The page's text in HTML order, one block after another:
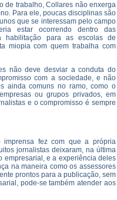
de trabalho, Collares não enxerga
Para ele, poucas disciplinas são
que se interessam pelo campo
estar ocorrendo dentro das
habilitação para as escolas de
miopia com quem trabalha com
não deve desviar a conduta do
com a sociedade, e não
ainda comuns no ramo, como o
ou grupos privados, em
e o compromisso é sempre
imprensa fez com que a própria
jornalistas deixaram, na última
empresarial, e a experiência deles
na maneira como os assessores
prontos para a publicação, sem
pode-se também atender aos